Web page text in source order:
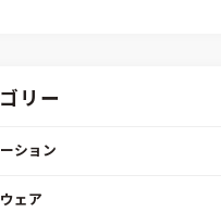
リー
ション
ェア